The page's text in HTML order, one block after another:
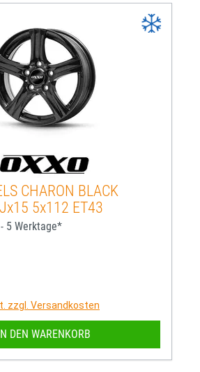
CHARON BLACK
5x112 ET43
5 Werktage*
zzgl. Versandkosten
IN DEN WARENKORB